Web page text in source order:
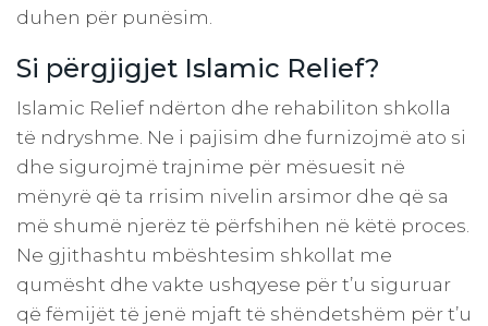
duhen për punësim.
Si përgjigjet Islamic Relief?
Islamic Relief ndërton dhe rehabiliton shkolla
të ndryshme. Ne i pajisim dhe furnizojmë ato si
dhe sigurojmë trajnime për mësuesit në
mënyrë që ta rrisim nivelin arsimor dhe që sa
më shumë njerëz të përfshihen në këtë proces.
Ne gjithashtu mbështesim shkollat ​​me
qumësht dhe vakte ushqyese për t’u siguruar
që fëmijët të jenë mjaft të shëndetshëm për t’u